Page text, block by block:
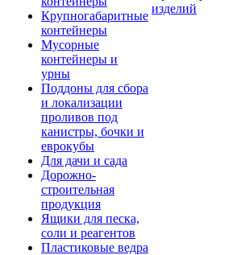
Крупногабаритные
контейнеры
Мусорные
контейнеры и
урны
Поддоны для сбора
и локализации
проливов под
канистры, бочки и
еврокубы
Для дачи и сада
Дорожно-
строительная
продукция
Ящики для песка,
соли и реагентов
Пластиковые ведра
изделий